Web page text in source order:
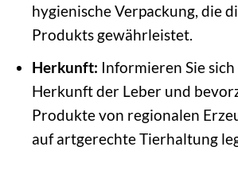
hygienische Verpackung, die
Produkts gewährleistet.
Herkunft: Informieren Sie
Herkunft der Leber und
Produkte von regionalen
auf artgerechte Tierhaltung